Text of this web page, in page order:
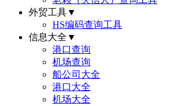
外贸工具▼
HS编码查询工具
信息大全 ▼
港口查询
机场查询
船公司大全
港口大全
机场大全